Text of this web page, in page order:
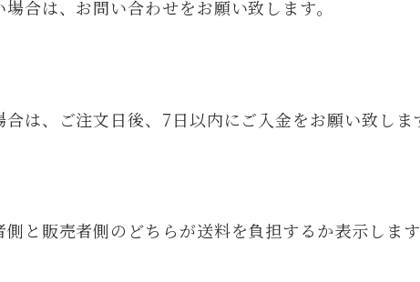
場合は、お問い合わせをお願い致します。
は、ご注文日後、7日以内にご入金をお願い致しま
と販売者側のどちらが送料を負担するか表示しま